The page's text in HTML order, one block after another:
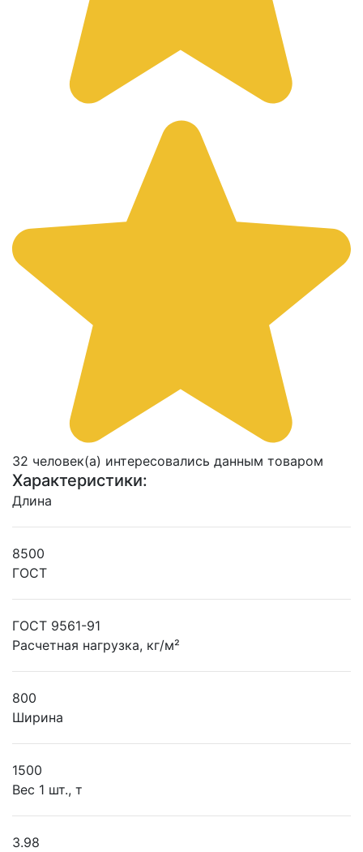
32 человек(а) интересовались данным товаром
Характеристики:
Длина
8500
ГОСТ
ГОСТ 9561-91
Расчетная нагрузка, кг/м²
800
Ширина
1500
Вес 1 шт., т
3.98